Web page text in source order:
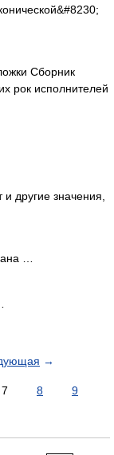
Сборник
рок исполнителей
другие значения,
…
→
7 8
9